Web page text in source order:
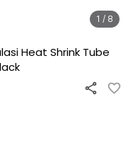
1 / 8
Heat Shrink Tube